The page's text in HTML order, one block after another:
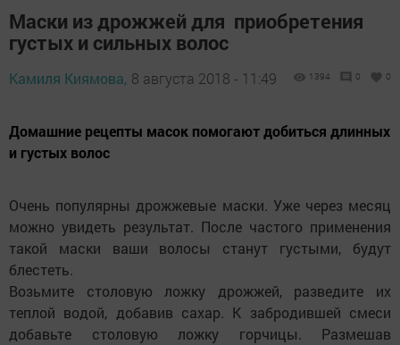
Маски из дрожжей для приобретения
густых и сильных волос
Камиля Киямова, 8 августа 2018 - 11:49 1394 0 0
Домашние рецепты масок помогают добиться длинных
и густых волос
Очень популярны дрожжевые маски. Уже через месяц
можно увидеть результат. После частого применения
такой маски ваши волосы станут густыми, будут
блестеть.
Возьмите столовую ложку дрожжей, разведите их
теплой водой, добавив сахар. К забродившей смеси
добавьте столовую ложку горчицы. Размешав